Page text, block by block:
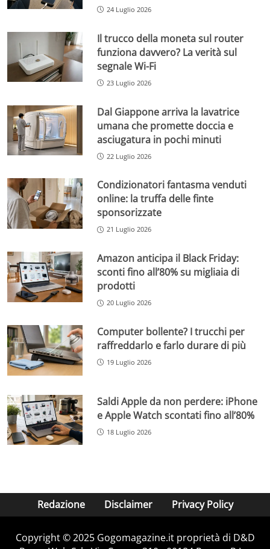
24 Luglio 2026
Il trucco della moneta sul router
funziona davvero? La verità sul
segnale Wi-Fi
23 Luglio 2026
Dal Giappone arriva la lavatrice
umana che promette doccia e
asciugatura in pochi minuti
22 Luglio 2026
Condizionatori fantasma venduti
online: la truffa delle finte
sponsorizzate
21 Luglio 2026
Amazon anticipa il Black Friday:
sconti fino all’80% su migliaia di
prodotti
20 Luglio 2026
Computer bollente? I trucchi per
raffreddarlo e farlo durare di più
19 Luglio 2026
Saldi Apple da non perdere: iPhone
e Apple Watch scontati fino all’80%
18 Luglio 2026
Redazione Disclaimer Privacy Policy
Copyright © 2025 Gogomagazine.it proprietà di D&D